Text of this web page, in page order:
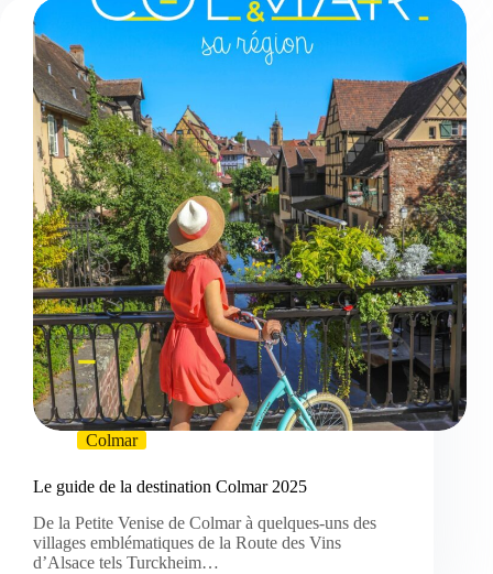
Colmar
Le guide de la destination Colmar 2025
De la Petite Venise de Colmar à quelques-uns des
villages emblématiques de la Route des Vins
d’Alsace tels Turckheim…